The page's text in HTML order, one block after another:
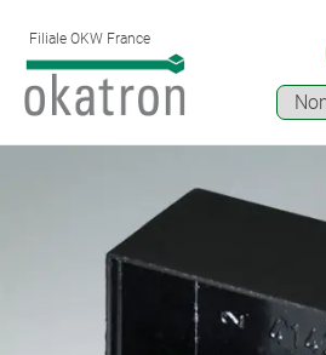
Filiale OKW France